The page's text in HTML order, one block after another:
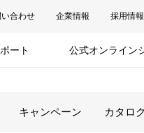
合わせ 企業情報 採用情報
ート 公式オンライン
キャンペーン カタロ